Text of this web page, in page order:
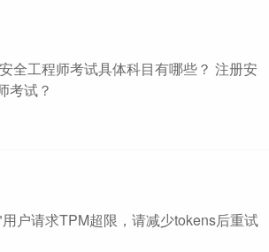
全工程师考试具体科目有哪些？ 注册安
考试？
户请求TPM超限，请减少tokens后重试